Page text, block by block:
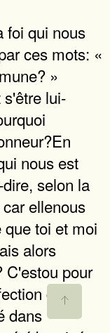
foi qui nous
ces mots: «
»
lui-
nous est
selon la
ellenous
toi et moi
alors
C'estou pour
d'un
dans